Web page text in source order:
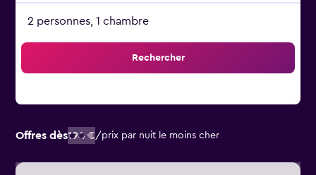
2 personnes, 1 chambre
Rechercher
Offres dès194 €/prix par nuit le moins cher